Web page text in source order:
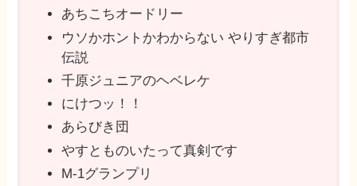
あちこちオードリー
ウソかホントかわからない やりすぎ都市
伝説
千原ジュニアのヘベレケ
にけつッ！！
あらびき団
やすとものいたって真剣です
M-1グランプリ